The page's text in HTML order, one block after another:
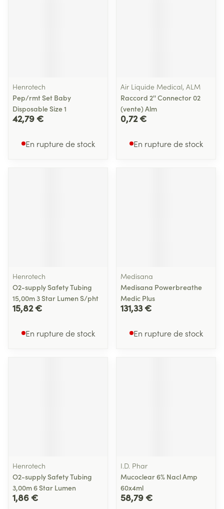
Henrotech
Pep/rmt Set Baby
Disposable Size 1
42,79 €
En rupture de stock
Air Liquide Medical, ALM
Raccord 2'' Connector 02
(vente) Alm
0,72 €
En rupture de stock
Henrotech
O2-supply Safety Tubing
15,00m 3 Star Lumen S/pht
15,82 €
En rupture de stock
Medisana
Medisana Powerbreathe
Medic Plus
131,33 €
En rupture de stock
Henrotech
O2-supply Safety Tubing
3,00m 6 Star Lumen
1,86 €
I.D. Phar
Mucoclear 6% Nacl Amp
60x4ml
58,79 €